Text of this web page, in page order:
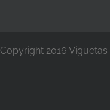
Copyright 2016 Viguetas